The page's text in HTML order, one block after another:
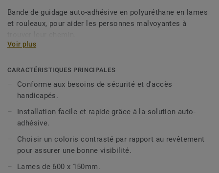
Bande de guidage auto-adhésive en polyuréthane en lames
et rouleaux, pour aider les personnes malvoyantes à
Voir plus
CARACTÉRISTIQUES PRINCIPALES
Conforme aux besoins de sécurité et d'accès
handicapés.
Installation facile et rapide grâce à la solution auto-
adhésive.
Choisir un coloris contrasté par rapport au revêtement
pour assurer une bonne visibilité.
Lames de 600 x 150mm.